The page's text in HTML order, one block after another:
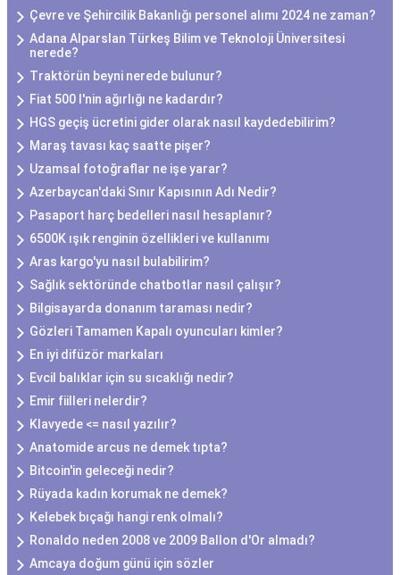
Çevre ve Şehircilik Bakanlığı personel alımı 2024 ne zaman?
Adana Alparslan Türkeş Bilim ve Teknoloji Üniversitesi
nerede?
Traktörün beyni nerede bulunur?
Fiat 500 l'nin ağırlığı ne kadardır?
HGS geçiş ücretini gider olarak nasıl kaydedebilirim?
Maraş tavası kaç saatte pişer?
Uzamsal fotoğraflar ne işe yarar?
Azerbaycan'daki Sınır Kapısının Adı Nedir?
Pasaport harç bedelleri nasıl hesaplanır?
6500K ışık renginin özellikleri ve kullanımı
Aras kargo'yu nasıl bulabilirim?
Sağlık sektöründe chatbotlar nasıl çalışır?
Bilgisayarda donanım taraması nedir?
Gözleri Tamamen Kapalı oyuncuları kimler?
En iyi difüzör markaları
Evcil balıklar için su sıcaklığı nedir?
Emir fiilleri nelerdir?
Klavyede <= nasıl yazılır?
Anatomide arcus ne demek tıpta?
Bitcoin'in geleceği nedir?
Rüyada kadın korumak ne demek?
Kelebek bıçağı hangi renk olmalı?
Ronaldo neden 2008 ve 2009 Ballon d'Or almadı?
Amcaya doğum günü için sözler